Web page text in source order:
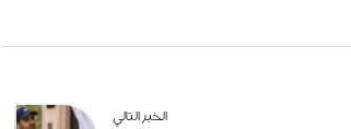
الخبر التالي